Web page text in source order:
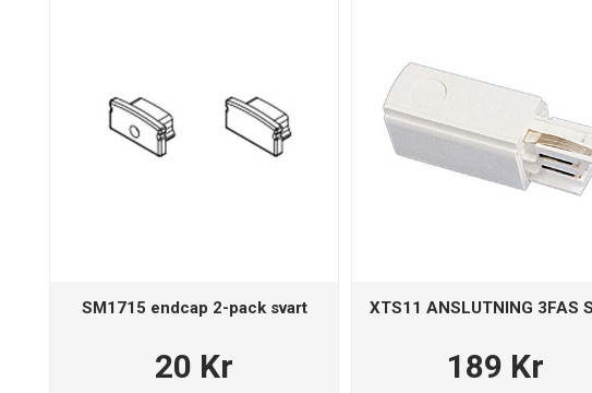
SM1715 endcap 2-pack svart
20 Kr
XTS11 ANSLUTNING 3FAS
189 Kr